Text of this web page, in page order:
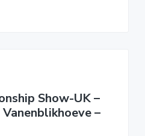
Show-UK –
–